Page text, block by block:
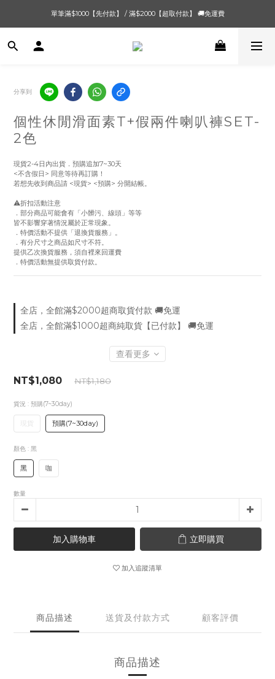
單筆滿$1000【先付款】 / 滿$2000【超取付款】 🚚免運費
單筆滿$1000【先付款】 / 滿$2000【超取付款】 🚚免運費
8/4 夏季最後新品💙20:00 IG直播價 【8/10收單】
分享到
個性休閒滑面素T+假兩件喇叭褲SET-
2色
現貨2-4日內出貨．預購追加7~30天
<不含假日> 同意等待再訂購！
若想先收到商品請 <現貨> <預購> 分開結帳。
⚠️折扣活動注意
．部分商品可能會有「小髒污、線頭」等等
皆不影響穿著情況屬於正常現象。
．特價活動不提供「退換貨服務」。
．有分尺寸之商品如尺寸不符。
提供乙次換貨服務，須自裡來回運費
．特價活動無提供取貨付款。
全店，全館滿$2000超商取貨付款 🚚免運
全店，全館滿$1000超商純取貨【已付款】 🚚免運
查看更多
NT$1,080 NT$1,180
貨況 : 預購(7~30day)
預購(7~30day)
顏色 : 黑
黑 咖
數量
加入購物車 立即購買
加入追蹤清單
商品描述 送貨及付款方式 顧客評價
商品描述